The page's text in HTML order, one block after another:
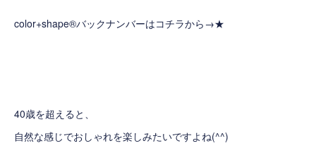
color+shape®バックナンバーはコチラから→★
40歳を超えると、
自然な感じでおしゃれを楽しみたいですよね(^^)